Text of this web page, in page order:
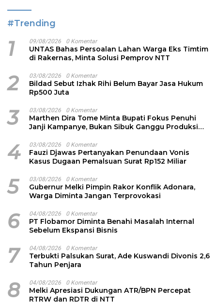
#Trending
1 09/08/2026 0 Komentar
UNTAS Bahas Persoalan Lahan Warga Eks Timtim
di Rakernas, Minta Solusi Pemprov NTT
2 03/08/2026 0 Komentar
Bildad Sebut Izhak Rihi Belum Bayar Jasa Hukum
Rp500 Juta
3 03/08/2026 0 Komentar
Marthen Dira Tome Minta Bupati Fokus Penuhi
Janji Kampanye, Bukan Sibuk Ganggu Produksi
4 03/08/2026 0 Komentar
Fauzi Djawas Pertanyakan Penundaan Vonis
Kasus Dugaan Pemalsuan Surat Rp152 Miliar
5 03/08/2026 0 Komentar
Gubernur Melki Pimpin Rakor Konflik Adonara,
Warga Diminta Jangan Terprovokasi
6 04/08/2026 0 Komentar
PT Flobamor Diminta Benahi Masalah Internal
Sebelum Ekspansi Bisnis
7 04/08/2026 0 Komentar
Terbukti Palsukan Surat, Ade Kuswandi Divonis 2,6
Tahun Penjara
8 04/08/2026 0 Komentar
Melki Apresiasi Dukungan ATR/BPN Percepat
RTRW dan RDTR di NTT